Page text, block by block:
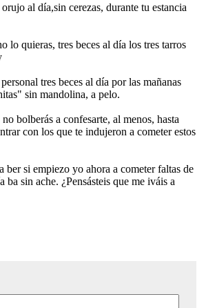
al día,sin cerezas, durante tu estancia
lo quieras, tres beces al día los tres tarros
tres beces al día por las mañanas
sin mandolina, a pelo.
bolberás a confesarte, al menos, hasta
con los que te indujeron a cometer estos
ber si empiezo yo ahora a cometer faltas de
sin ache. ¿Pensásteis que me iváis a